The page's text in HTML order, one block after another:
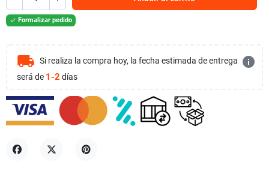
 Formalizar pedido
local_shipping Si realiza la compra hoy, la fecha estimada de entrega
será de 1-2 días
info